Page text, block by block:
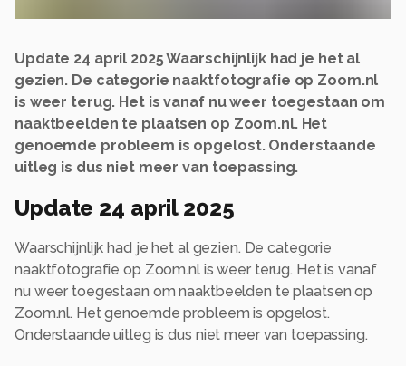
Update 24 april 2025 Waarschijnlijk had je het al
gezien. De categorie naaktfotografie op Zoom.nl
is weer terug. Het is vanaf nu weer toegestaan om
naaktbeelden te plaatsen op Zoom.nl. Het
genoemde probleem is opgelost. Onderstaande
uitleg is dus niet meer van toepassing.
Update 24 april 2025
Waarschijnlijk had je het al gezien. De categorie
naaktfotografie op Zoom.nl is weer terug. Het is vanaf
nu weer toegestaan om naaktbeelden te plaatsen op
Zoom.nl. Het genoemde probleem is opgelost.
Onderstaande uitleg is dus niet meer van toepassing.